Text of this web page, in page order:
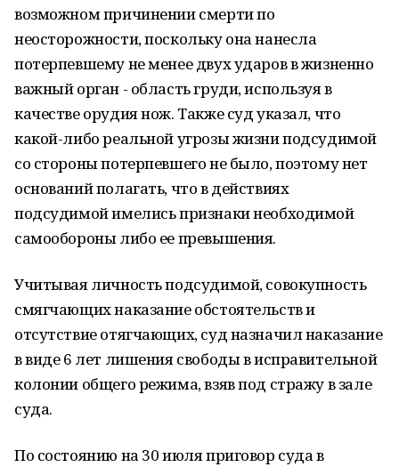
возможном причинении смерти по
неосторожности, поскольку она нанесла
потерпевшему не менее двух ударов в жизненно
важный орган - область груди, используя в
качестве орудия нож. Также суд указал, что
какой-либо реальной угрозы жизни подсудимой
со стороны потерпевшего не было, поэтому нет
оснований полагать, что в действиях
подсудимой имелись признаки необходимой
самообороны либо ее превышения.
Учитывая личность подсудимой, совокупность
смягчающих наказание обстоятельств и
отсутствие отягчающих, суд назначил наказание
в виде 6 лет лишения свободы в исправительной
колонии общего режима, взяв под стражу в зале
суда.
По состоянию на 30 июля приговор суда в